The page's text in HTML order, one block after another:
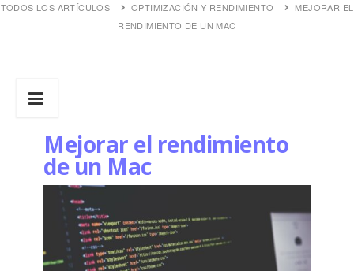
TODOS LOS ARTÍCULOS OPTIMIZACIÓN Y RENDIMIENTO
MEJORAR EL
RENDIMIENTO DE UN MAC
Mejorar el rendimiento
de un Mac